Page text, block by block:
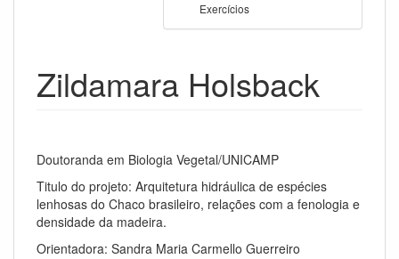
Exercícios
Zildamara Holsback
Doutoranda em Biologia Vegetal/UNICAMP
Titulo do projeto: Arquitetura hidráulica de espécies
lenhosas do Chaco brasileiro, relações com a fenologia e
densidade da madeira.
Orientadora: Sandra Maria Carmello Guerreiro